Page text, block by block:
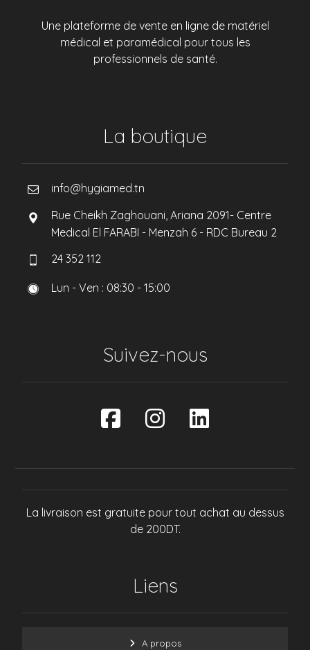
Une plateforme de vente en ligne de matériel
médical et paramédical pour tous les
professionnels de santé.
La boutique
info@hygiamed.tn
Rue Cheikh Zaghouani, Ariana 2091- Centre
Medical El FARABI - Menzah 6 - RDC Bureau 2
24 352 112
Lun - Ven : 08:30 - 15:00
Suivez-nous
La livraison est gratuite pour tout achat au dessus
de 200DT.
Liens
A propos